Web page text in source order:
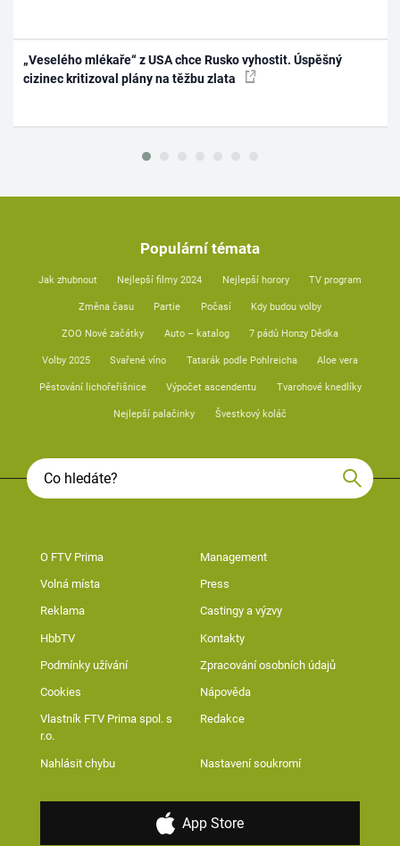
„Veselého mlékaře“ z USA chce Rusko vyhostit. Úspěšný
cizinec kritizoval plány na těžbu zlata
Populární témata
Jak zhubnout Nejlepší filmy 2024 Nejlepší horory TV program
Změna času Partie Počasí Kdy budou volby
ZOO Nové začátky Auto – katalog 7 pádů Honzy Dědka
Volby 2025 Svařené víno Tatarák podle Pohlreicha Aloe vera
Pěstování lichořeřišnice Výpočet ascendentu Tvarohové knedlíky
Nejlepší palačinky Švestkový koláč
O FTV Prima Management
Volná místa Press
Reklama Castingy a výzvy
HbbTV Kontakty
Podmínky užívání Zpracování osobních údajů
Cookies Nápověda
Vlastník FTV Prima spol. s
r.o.
Redakce
Nahlásit chybu Nastavení soukromí
App Store